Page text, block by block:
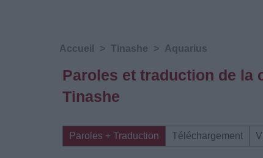
Accueil > Tinashe > Aquarius
Paroles et traduction de la
Tinashe
Paroles + Traduction Téléchargement